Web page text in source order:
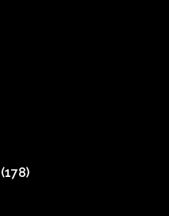
(178)